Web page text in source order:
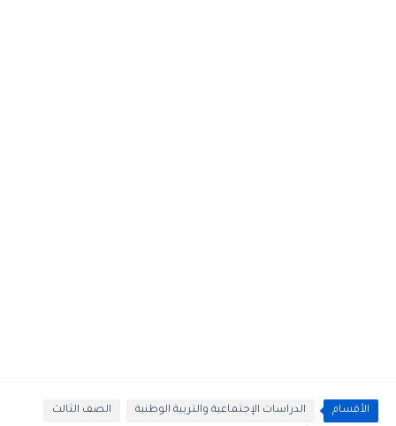
الأقسام الدراسات الإجتماعية والتربية الوطنية الصف الثالث